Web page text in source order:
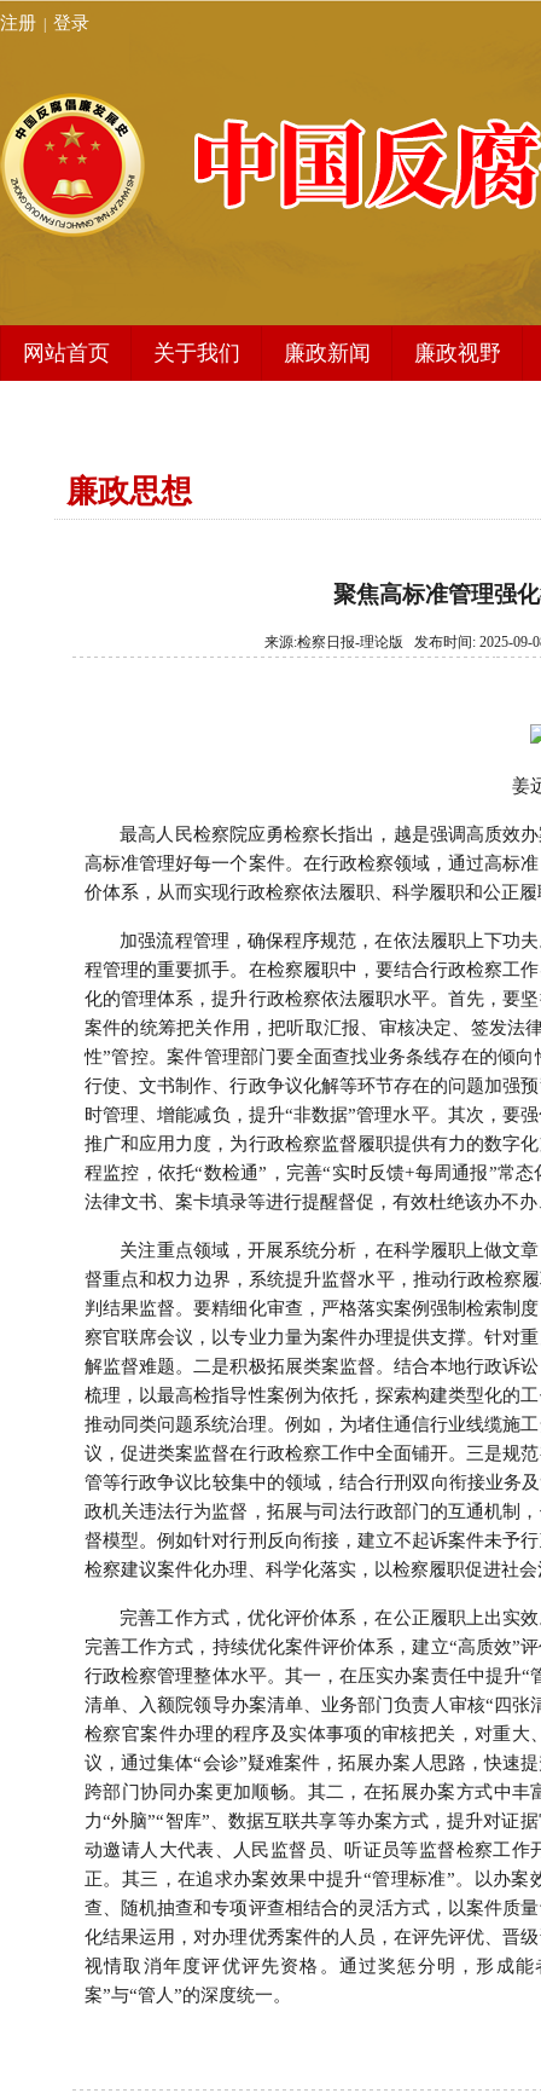
注册 登录
网站首页 关于我们
编委会架构
廉政新闻 廉政视野
廉政思想
聚焦高标准管理强
来源:检察日报-理论版 发布时间: 2025-09-
姜
最高人民检察院应勇检察长指出，越是强调高质效
高标准管理好每一个案件。在行政检察领域，通过高标
价体系，从而实现行政检察依法履职、科学履职和公正
加强流程管理，确保程序规范，在依法履职上下功
程管理的重要抓手。在检察履职中，要结合行政检察工
化的管理体系，提升行政检察依法履职水平。首先，要
案件的统筹把关作用，把听取汇报、审核决定、签发法
性”管控。案件管理部门要全面查找业务条线存在的倾
行使、文书制作、行政争议化解等环节存在的问题加强
时管理、增能减负，提升“非数据”管理水平。其次，要
推广和应用力度，为行政检察监督履职提供有力的数字
程监控，依托“数检通”，完善“实时反馈+每周通报”常
法律文书、案卡填录等进行提醒督促，有效杜绝该办不
关注重点领域，开展系统分析，在科学履职上做文
督重点和权力边界，系统提升监督水平，推动行政检察
判结果监督。要精细化审查，严格落实案例强制检索制
察官联席会议，以专业力量为案件办理提供支撑。针对
解监督难题。二是积极拓展类案监督。结合本地行政诉
梳理，以最高检指导性案例为依托，探索构建类型化的
推动同类问题系统治理。例如，为堵住通信行业线缆施
议，促进类案监督在行政检察工作中全面铺开。三是规
管等行政争议比较集中的领域，结合行刑双向衔接业务
政机关违法行为监督，拓展与司法行政部门的互通机制
督模型。例如针对行刑反向衔接，建立不起诉案件未予
检察建议案件化办理、科学化落实，以检察履职促进社
完善工作方式，优化评价体系，在公正履职上出实
完善工作方式，持续优化案件评价体系，建立“高质效”
行政检察管理整体水平。其一，在压实办案责任中提升
清单、入额院领导办案清单、业务部门负责人审核“四
检察官案件办理的程序及实体事项的审核把关，对重
议，通过集体“会诊”疑难案件，拓展办案人思路，快速
跨部门协同办案更加顺畅。其二，在拓展办案方式中
力“外脑”“智库”、数据互联共享等办案方式，提升对证
动邀请人大代表、人民监督员、听证员等监督检察工
正。其三，在追求办案效果中提升“管理标准”。以办
查、随机抽查和专项评查相结合的灵活方式，以案件质
化结果运用，对办理优秀案件的人员，在评先评优、晋
视情取消年度评优评先资格。通过奖惩分明，形成
案”与“管人”的深度统一。